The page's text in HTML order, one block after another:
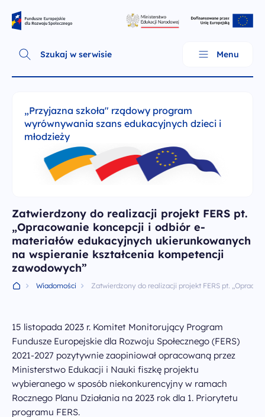
Fundusze Europejskie dla Rozwoju Społecznego
Szukaj w serwisie Menu
„Przyjazna szkoła" rządowy program
wyrównywania szans edukacyjnych dzieci i
młodzieży
O programie
Wiadomości
Kontakt
Deklaracja dostępności
Polityka prywatności
Zatwierdzony do realizacji projekt FERS pt.
„Opracowanie koncepcji i odbiór e-
materiałów edukacyjnych ukierunkowanych
na wspieranie kształcenia kompetencji
zawodowych”
Wiadomości Zatwierdzony do realizacji projekt FERS pt.
15 listopada 2023 r. Komitet Monitorujący Program
Fundusze Europejskie dla Rozwoju Społecznego (FERS)
2021-2027 pozytywnie zaopiniował opracowaną przez
Ministerstwo Edukacji i Nauki fiszkę projektu
wybieranego w sposób niekonkurencyjny w ramach
Rocznego Planu Działania na 2023 rok dla 1. Priorytetu
programu FERS.